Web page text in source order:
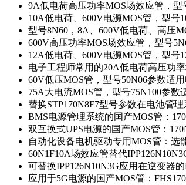
9A低电荷高压功率MOS场效应管，型
10A低电荷、600V电源MOS管，型号
型号8N60，8A、600V低电荷、高压
600V高压功率MOS场效应管，型号
12A低电荷、600V电源MOS管，型号
电子工程师常用的20A低电荷高压功
60V低压MOS管，型号50N06参数适用
75A大电流MOS管，型号75N100参数
替换STP170N8F7型号参数在电池管
BMS电源管理系统的国产MOS管：
双互换式UPS电源的国产MOS管：
自动化设备电机驱动专用MOS管：选
60N1F10A场效应管替代
可替换IPP126N10N3G应用在逆变器
应用于5G电源的国产MOS管：